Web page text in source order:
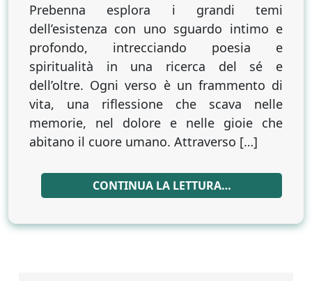
Prebenna esplora i grandi temi
dell’esistenza con uno sguardo intimo e
profondo, intrecciando poesia e
spiritualità in una ricerca del sé e
dell’oltre. Ogni verso è un frammento di
vita, una riflessione che scava nelle
memorie, nel dolore e nelle gioie che
abitano il cuore umano. Attraverso […]
CONTINUA LA LETTURA…